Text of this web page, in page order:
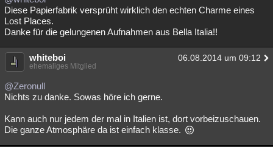
Astronomie Helpdesk Gruppen Gaming Filme
Musik Clash Verbesserungen Allmystery
Übersichten
Besucht Teilgenommen
Lesenswert Schlüsselwörter
Diese Papierfabrik versprüht wirklich den echten Charme eines
Lost Places.
Danke für die gelungenen Aufnahmen aus Bella Italia!!
whiteboi 06.08.2014 um 09:12
ehemaliges Mitglied
@Zeronull
Nichts zu danke. Sowas höre ich gerne.
Kann auch nur jedem der mal in Italien ist, dort vorbeizuschauen.
Die ganze Atmosphäre da ist einfach klasse.